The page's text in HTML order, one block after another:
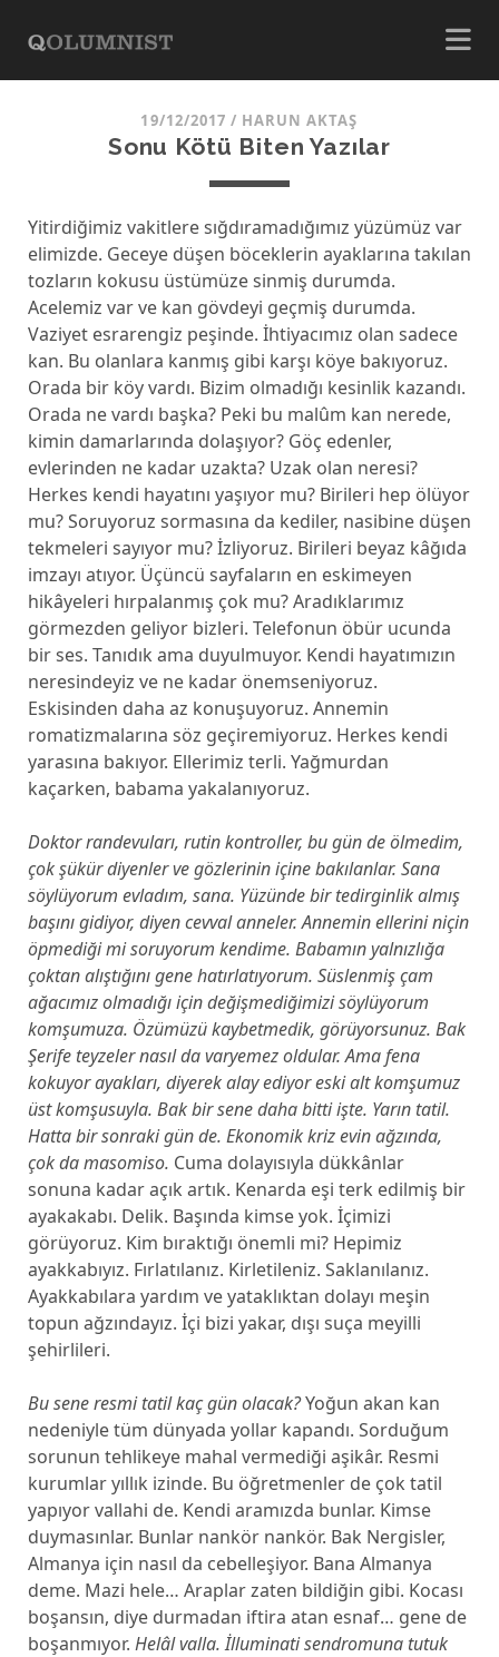
19/12/2017 / HARUN AKTAŞ
Sonu Kötü Biten Yazılar
Yitirdiğimiz vakitlere sığdıramadığımız yüzümüz var
elimizde. Geceye düşen böceklerin ayaklarına takılan
tozların kokusu üstümüze sinmiş durumda.
Acelemiz var ve kan gövdeyi geçmiş durumda.
Vaziyet esrarengiz peşinde. İhtiyacımız olan sadece
kan. Bu olanlara kanmış gibi karşı köye bakıyoruz.
Orada bir köy vardı. Bizim olmadığı kesinlik kazandı.
Orada ne vardı başka? Peki bu malûm kan nerede,
kimin damarlarında dolaşıyor? Göç edenler,
evlerinden ne kadar uzakta? Uzak olan neresi?
Herkes kendi hayatını yaşıyor mu? Birileri hep ölüyor
mu? Soruyoruz sormasına da kediler, nasibine düşen
tekmeleri sayıyor mu? İzliyoruz. Birileri beyaz kâğıda
imzayı atıyor. Üçüncü sayfaların en eskimeyen
hikâyeleri hırpalanmış çok mu? Aradıklarımız
görmezden geliyor bizleri. Telefonun öbür ucunda
bir ses. Tanıdık ama duyulmuyor. Kendi hayatımızın
neresindeyiz ve ne kadar önemseniyoruz.
Eskisinden daha az konuşuyoruz. Annemin
romatizmalarına söz geçiremiyoruz. Herkes kendi
yarasına bakıyor. Ellerimiz terli. Yağmurdan
kaçarken, babama yakalanıyoruz.
Doktor randevuları, rutin kontroller, bu gün de ölmedim,
çok şükür diyenler ve gözlerinin içine bakılanlar. Sana
söylüyorum evladım, sana. Yüzünde bir tedirginlik almış
başını gidiyor, diyen cevval anneler. Annemin ellerini niçin
öpmediği mi soruyorum kendime. Babamın yalnızlığa
çoktan alıştığını gene hatırlatıyorum. Süslenmiş çam
ağacımız olmadığı için değişmediğimizi söylüyorum
komşumuza. Özümüzü kaybetmedik, görüyorsunuz. Bak
Şerife teyzeler nasıl da varyemez oldular. Ama fena
kokuyor ayakları, diyerek alay ediyor eski alt komşumuz
üst komşusuyla. Bak bir sene daha bitti işte. Yarın tatil.
Hatta bir sonraki gün de. Ekonomik kriz evin ağzında,
çok da masomiso. Cuma dolayısıyla dükkânlar
sonuna kadar açık artık. Kenarda eşi terk edilmiş bir
ayakakabı. Delik. Başında kimse yok. İçimizi
görüyoruz. Kim bıraktığı önemli mi? Hepimiz
ayakkabıyız. Fırlatılanız. Kirletileniz. Saklanılanız.
Ayakkabılara yardım ve yataklıktan dolayı meşin
topun ağzındayız. İçi bizi yakar, dışı suça meyilli
şehirlileri.
Bu sene resmi tatil kaç gün olacak?Yoğun akan kan
nedeniyle tüm dünyada yollar kapandı. Sorduğum
sorunun tehlikeye mahal vermediği aşikâr. Resmi
kurumlar yıllık izinde. Bu öğretmenler de çok tatil
yapıyor vallahi de. Kendi aramızda bunlar. Kimse
duymasınlar. Bunlar nankör nankör. Bak Nergisler,
Almanya için nasıl da cebelleşiyor. Bana Almanya
deme. Mazi hele… Araplar zaten bildiğin gibi. Kocası
boşansın, diye durmadan iftira atan esnaf… gene de
boşanmıyor. Helâl valla. İlluminati sendromuna tutuk